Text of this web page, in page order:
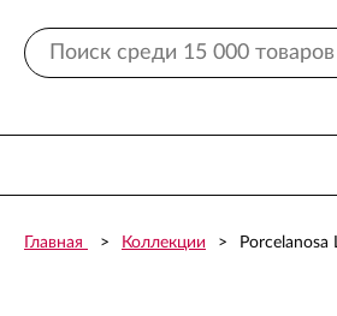
Главная Коллекции Porcelanosa